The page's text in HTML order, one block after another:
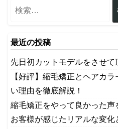
最近の投稿
先日初カットモデルをさせて
【好評】縮毛矯正とヘアカ
い理由を徹底解説！
縮毛矯正をやって良かった
お客様が感じたリアルな変化